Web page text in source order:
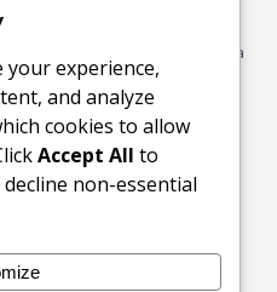
se crearon para los canales. La
Buscar
your experience,
and analyze
cookies to allow
Accept All to
non-essential